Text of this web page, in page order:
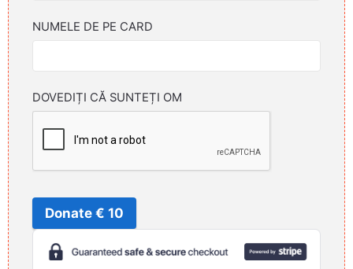
NUMELE DE PE CARD
DOVEDIȚI CĂ SUNTEȚI OM
Donate € 10